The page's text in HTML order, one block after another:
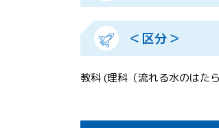
＜区分＞
教科 (理科（流れる水のはた